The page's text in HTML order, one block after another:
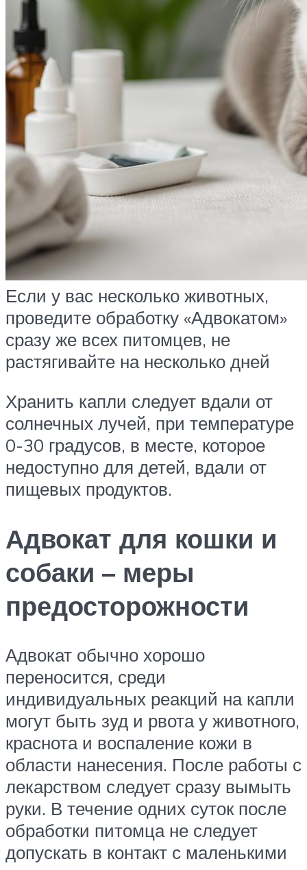
Если у вас несколько животных,
проведите обработку «Адвокатом»
сразу же всех питомцев, не
растягивайте на несколько дней
Хранить капли следует вдали от
солнечных лучей, при температуре
0-30 градусов, в месте, которое
недоступно для детей, вдали от
пищевых продуктов.
Адвокат для кошки и
собаки – меры
предосторожности
Адвокат обычно хорошо
переносится, среди
индивидуальных реакций на капли
могут быть зуд и рвота у животного,
краснота и воспаление кожи в
области нанесения. После работы с
лекарством следует сразу вымыть
руки. В течение одних суток после
обработки питомца не следует
допускать в контакт с маленькими